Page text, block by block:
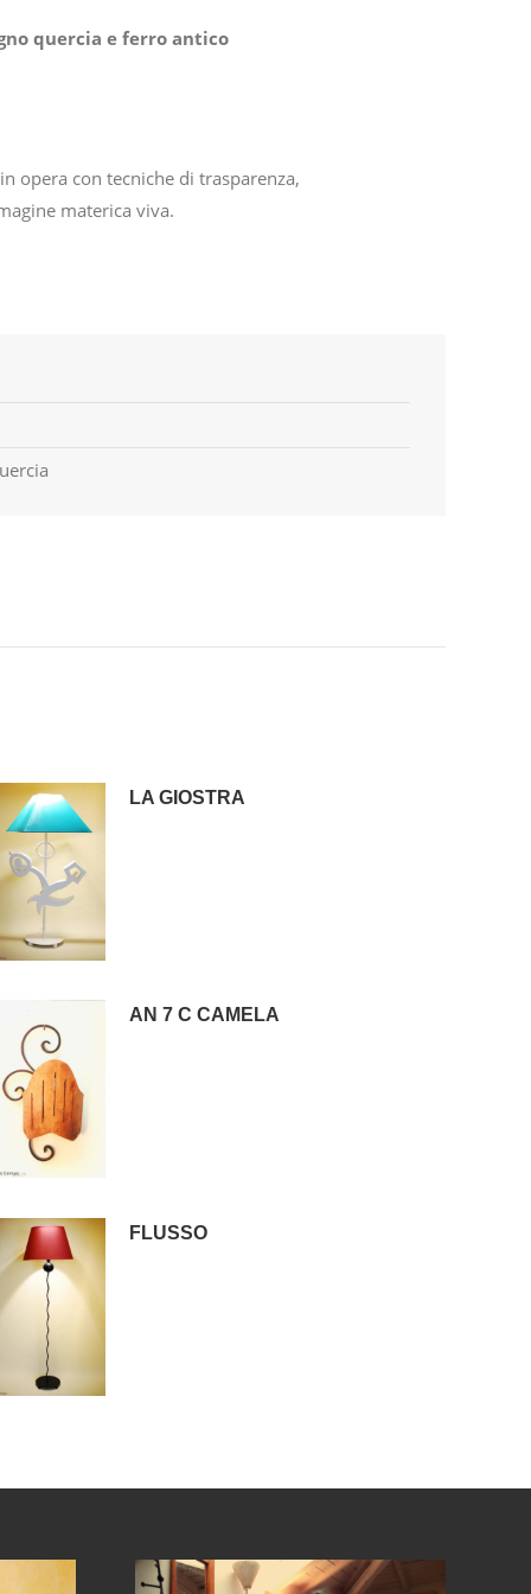
quercia e ferro antico
opera con tecniche di trasparenza,
materica viva.
LA GIOSTRA
AN 7 C CAMELA
FLUSSO